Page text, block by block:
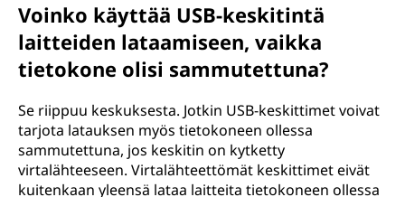
n
Voinko käyttää USB-keskitintä
laitteiden lataamiseen, vaikka
tietokone olisi sammutettuna?
Se riippuu keskuksesta. Jotkin USB-keskittimet voivat
tarjota latauksen myös tietokoneen ollessa
sammutettuna, jos keskitin on kytketty
virtalähteeseen. Virtalähteettömät keskittimet eivät
kuitenkaan yleensä lataa laitteita tietokoneen ollessa